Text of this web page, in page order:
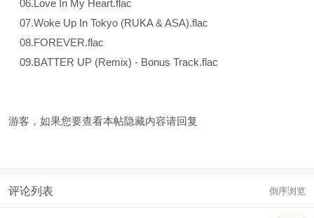
06.Love In My Heart.flac
07.Woke Up In Tokyo (RUKA & ASA).flac
08.FOREVER.flac
09.BATTER UP (Remix) - Bonus Track.flac
游客，如果您要查看本帖隐藏内容请回复
评论列表 倒序浏览